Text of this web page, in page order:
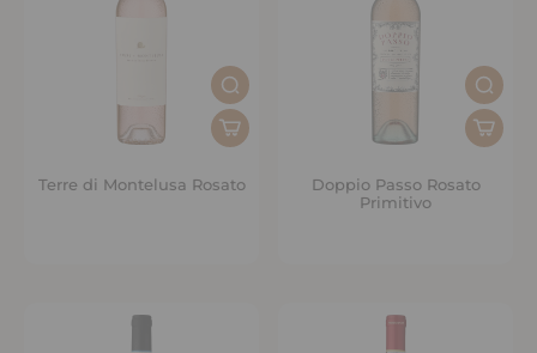
Terre di Montelusa Rosato
Doppio Passo Rosato
Primitivo